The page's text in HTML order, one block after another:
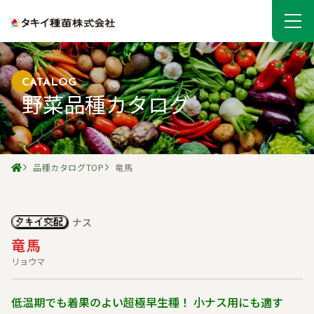
CATALOG
野菜品種カタログ
品種カタログTOP 竜馬
竜馬
リョウマ
ナス
低温期でも着果のよい超極早生種！ 小ナス用にも適す